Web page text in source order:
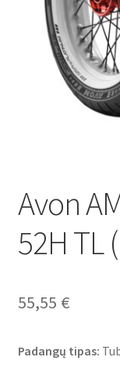
Avon
52H TL
55,55 €
Padangų tipas: